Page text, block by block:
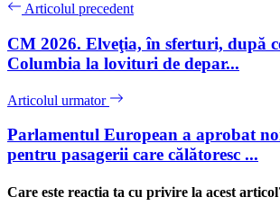
Articolul precedent
CM 2026. Elveţia, în sferturi, după
Columbia la lovituri de depar...
Articolul urmator
Parlamentul European a aprobat
pentru pasagerii care călătoresc ...
Care este reactia ta cu privire la acest